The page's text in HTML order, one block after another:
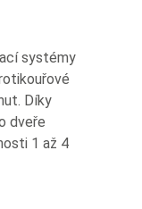
systémy
Díky
dveře
1 až 4